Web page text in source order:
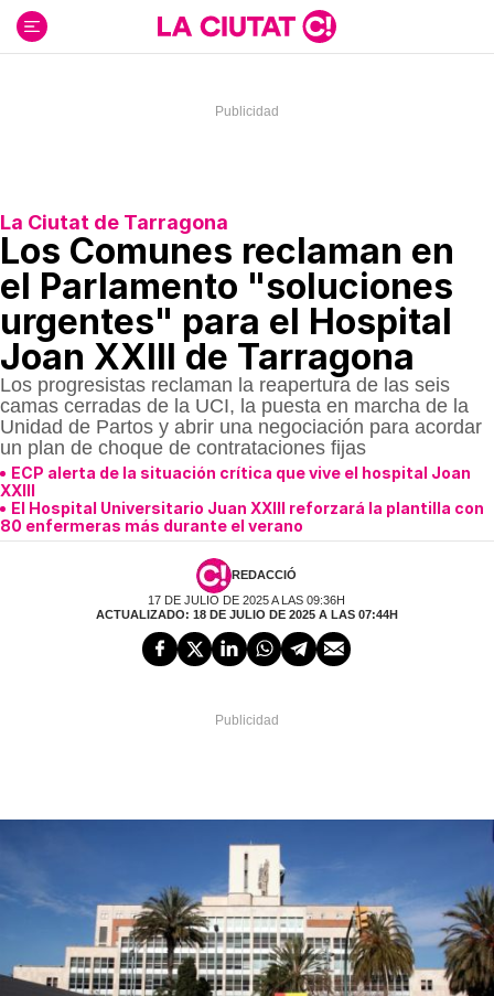
contenido
La Ciutat de Tarragona
Los Comunes reclaman en
el Parlamento "soluciones
urgentes" para el Hospital
Joan XXIII de Tarragona
Los progresistas reclaman la reapertura de las seis
camas cerradas de la UCI, la puesta en marcha de la
Unidad de Partos y abrir una negociación para acordar
un plan de choque de contrataciones fijas
ECP alerta de la situación crítica que vive el hospital Joan
XXIII
El Hospital Universitario Juan XXIII reforzará la plantilla con
80 enfermeras más durante el verano
REDACCIÓ
17 DE JULIO DE 2025 A LAS 09:36H
ACTUALIZADO: 18 DE JULIO DE 2025 A LAS 07:44H